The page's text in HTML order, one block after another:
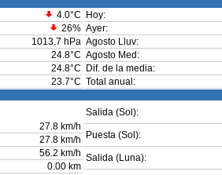
4.0°C
26%
1013.7 hPa
24.8°C
24.8°C
23.7°C
Hoy:
Ayer:
Agosto Lluv:
Agosto Med:
Dif. de la media:
Total anual:
27.8 km/h
27.8 km/h
56.2 km/h
0.00 km
Salida (Sol):
Puesta (Sol):
Salida (Luna):